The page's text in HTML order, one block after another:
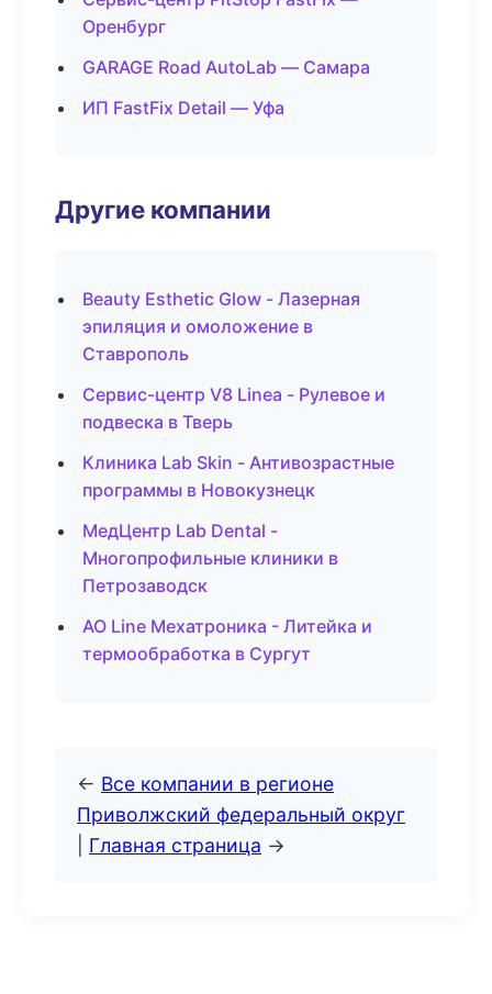
Оренбург
GARAGE Road AutoLab — Самара
ИП FastFix Detail — Уфа
Другие компании
Beauty Esthetic Glow - Лазерная
эпиляция и омоложение в
Ставрополь
Сервис-центр V8 Linea - Рулевое и
подвеска в Тверь
Клиника Lab Skin - Антивозрастные
программы в Новокузнецк
МедЦентр Lab Dental -
Многопрофильные клиники в
Петрозаводск
АО Line Мехатроника - Литейка и
термообработка в Сургут
← Все компании в регионе
Приволжский федеральный округ
Главная страница →